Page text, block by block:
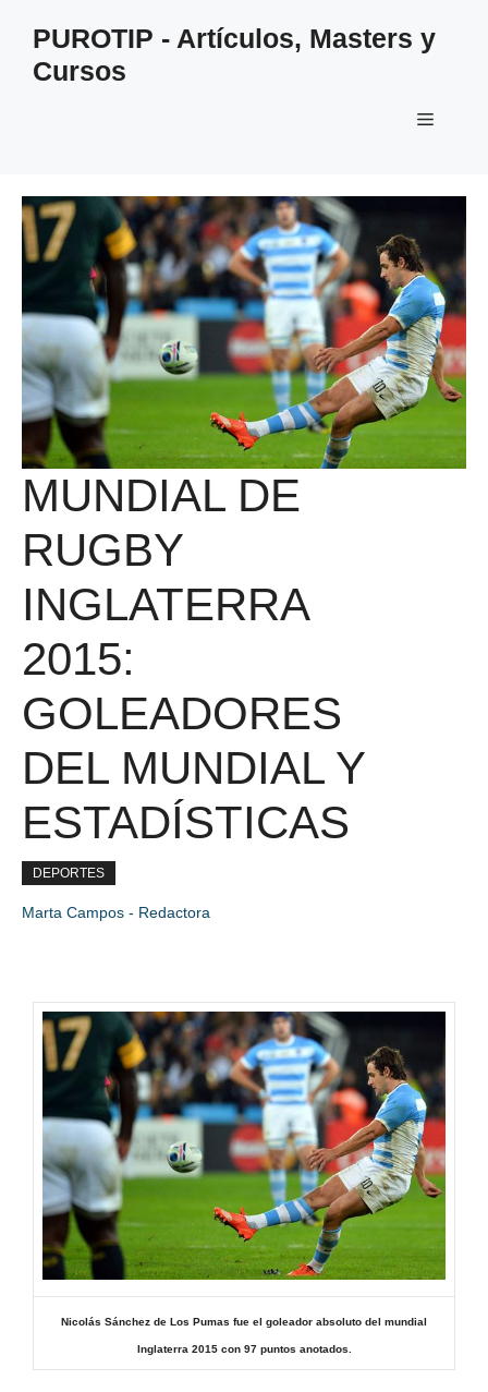
contenido
PUROTIP - Artículos, Masters y
Cursos
Menú
MUNDIAL DE
RUGBY
INGLATERRA
2015:
GOLEADORES
DEL MUNDIAL Y
ESTADÍSTICAS
DEPORTES
Marta Campos - Redactora
Nicolás Sánchez de Los Pumas fue el goleador absoluto del mundial
Inglaterra 2015 con 97 puntos anotados.